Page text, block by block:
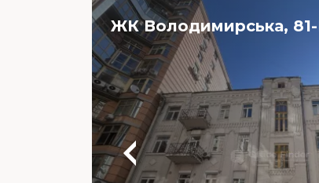
ЖК Володимирська,